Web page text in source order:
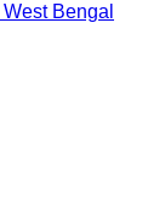
West Bengal